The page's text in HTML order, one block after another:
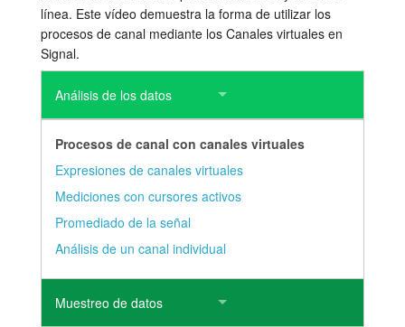
línea. Este vídeo demuestra la forma de utilizar los
procesos de canal mediante los Canales virtuales en
Signal.
Análisis de los datos
Procesos de canal con canales virtuales
Expresiones de canales virtuales
Mediciones con cursores activos
Promediado de la señal
Análisis de un canal individual
Muestreo de datos